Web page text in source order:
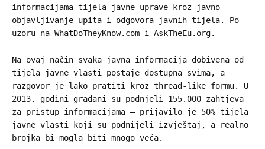
informacijama tijela javne uprave kroz javno
objavljivanje upita i odgovora javnih tijela. Po
uzoru na WhatDoTheyKnow.com i AskTheEu.org.
Na ovaj način svaka javna informacija dobivena od
tijela javne vlasti postaje dostupna svima, a
razgovor je lako pratiti kroz thread-like formu. U
2013. godini građani su podnjeli 155.000 zahtjeva
za pristup informacijama – prijavilo je 50% tijela
javne vlasti koji su podnijeli izvještaj, a realno
brojka bi mogla biti mnogo veća.